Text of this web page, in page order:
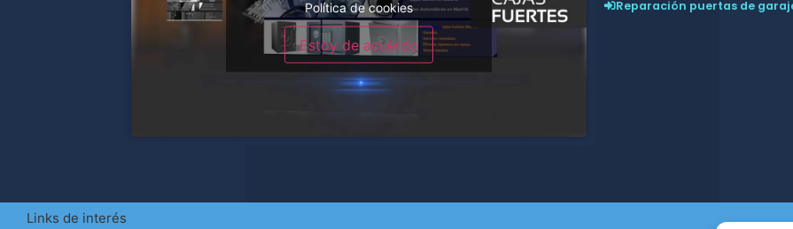
Política de cookies
Estoy de acuerdo
Reparación puertas de
Links de interés